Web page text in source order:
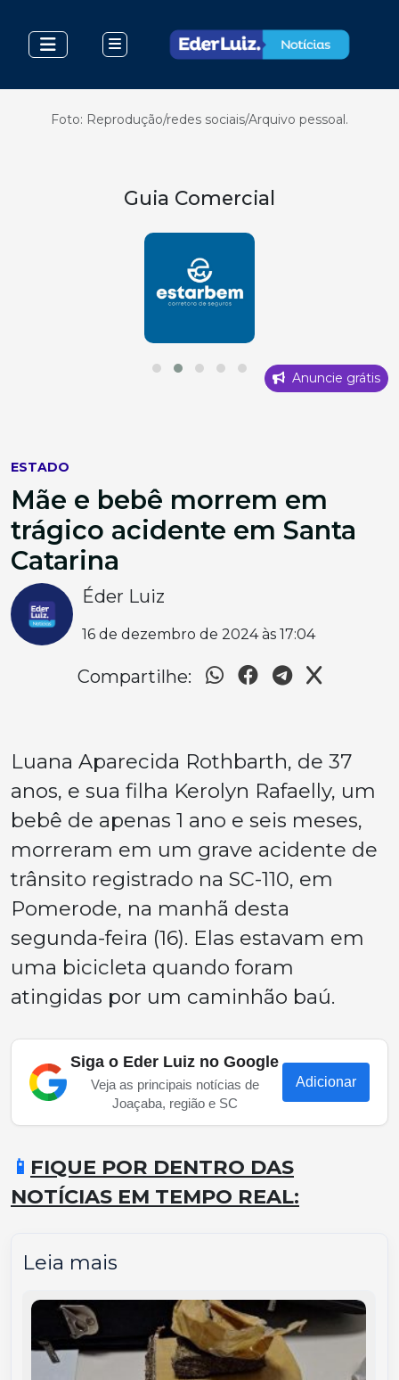
Foto: Reprodução/redes sociais/Arquivo pessoal.
Guia Comercial
Anuncie grátis
ESTADO
Mãe e bebê morrem em
trágico acidente em Santa
Catarina
Éder Luiz
16 de dezembro de 2024 às 17:04
Compartilhe:
Luana Aparecida Rothbarth, de 37
anos, e sua filha Kerolyn Rafaelly, um
bebê de apenas 1 ano e seis meses,
morreram em um grave acidente de
trânsito registrado na SC-110, em
Pomerode, na manhã desta
segunda-feira (16). Elas estavam em
uma bicicleta quando foram
atingidas por um caminhão baú.
Siga o Eder Luiz no Google
Veja as principais notícias de
Joaçaba, região e SC
Adicionar
📱 FIQUE POR DENTRO DAS
NOTÍCIAS EM TEMPO REAL:
Leia mais